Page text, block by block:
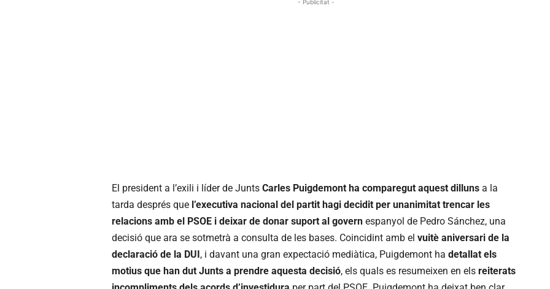
- Publicitat -
El president a l’exili i líder de Junts Carles Puigdemont ha comparegut aquest dilluns a la
tarda després que l’executiva nacional del partit hagi decidit per unanimitat trencar les
relacions amb el PSOE i deixar de donar suport al govern espanyol de Pedro Sánchez, una
decisió que ara se sotmetrà a consulta de les bases. Coincidint amb el vuitè aniversari de la
declaració de la DUI, i davant una gran expectació mediàtica, Puigdemont ha detallat els
motius que han dut Junts a prendre aquesta decisió, els quals es resumeixen en els reiterats